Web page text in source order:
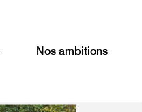
Nos ambitions